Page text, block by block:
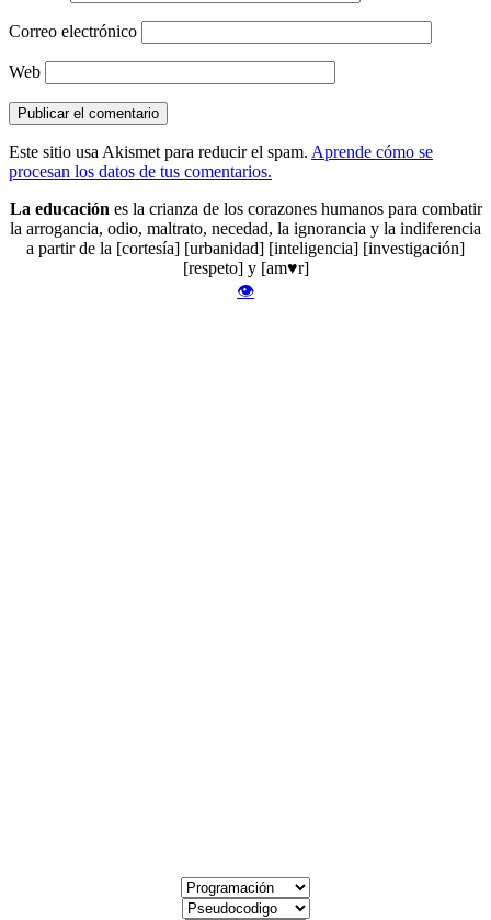
Correo electrónico
Web
Este sitio usa Akismet para reducir el spam. Aprende cómo se
procesan los datos de tus comentarios.
La educaciónes la crianza de los corazones humanos para combatir
la arrogancia, odio, maltrato, necedad, la ignorancia y la indiferencia
a partir de la [cortesía] [urbanidad] [inteligencia] [investigación]
[respeto] y [am♥r]
👁